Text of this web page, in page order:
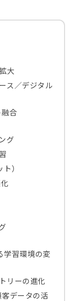
大
ス／デジタル
合
グ
）
学習環境の変
リーの進化
データの活